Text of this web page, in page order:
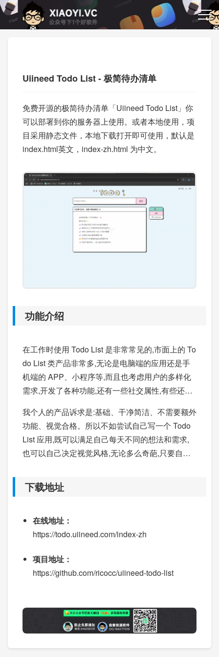
Uiineed Todo List - 极简待办清单
免费开源的极简待办清单「Uiineed Todo List」你
可以部署到你的服务器上使用。或者本地使用，项
目采用静态文件，本地下载打开即可使用，默认是
index.html英文，index-zh.html 为中文。
功能介绍
在工作时使用 Todo List 是非常常见的,市面上的 To
do List 类产品非常多,无论是电脑端的应用还是手
机端的 APP、小程序等,而且也考虑用户的多样化
需求,开发了各种功能,还有一些社交属性,有些还免
我个人的产品诉求是:基础、干净简洁、不需要额外
功能、视觉合格。所以不如尝试自己写一个 Todo
List 应用,既可以满足自己每天不同的想法和需求,
也可以自己决定视觉风格,无论多么奇葩,只要自己
下载地址
在线地址：
https://todo.uiineed.com/index-zh
项目地址：
https://github.com/ricocc/uiineed-todo-list